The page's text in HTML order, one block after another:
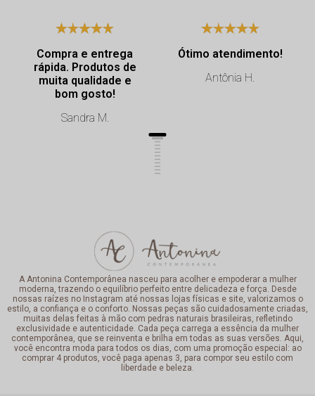
Compra e entrega
rápida. Produtos de
muita qualidade e
bom gosto!
Sandra M.
Ótimo atendimento!
Antônia H.
A Antonina Contemporânea nasceu para acolher e empoderar a mulher
moderna, trazendo o equilíbrio perfeito entre delicadeza e força. Desde
nossas raízes no Instagram até nossas lojas físicas e site, valorizamos o
estilo, a confiança e o conforto. Nossas peças são cuidadosamente criadas,
muitas delas feitas à mão com pedras naturais brasileiras, refletindo
exclusividade e autenticidade. Cada peça carrega a essência da mulher
contemporânea, que se reinventa e brilha em todas as suas versões. Aqui,
você encontra moda para todos os dias, com uma promoção especial: ao
comprar 4 produtos, você paga apenas 3, para compor seu estilo com
liberdade e beleza.